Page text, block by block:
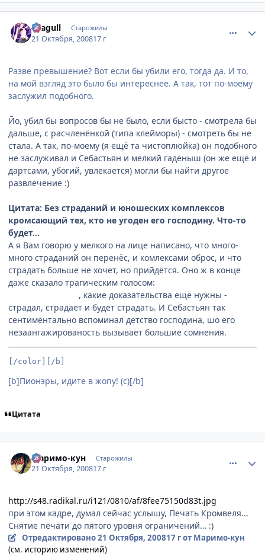
Seagull Старожилы
21 Октября, 200817 г
Разве превышение? Вот если бы убили его, тогда да. И то,
на мой взгляд это было бы интереснее. А так, тот по-моему
заслужил подобного.
Йо, убил бы вопросов бы не было, если бысто - смотрела бы
дальше, с расчленёнкой (типа клейморы) - смотреть бы не
стала. А так, по-моему (я ещё та чистоплюйка) он подобного
не заслуживал и Себастьян и мелкий гадёныш (он же ещё и
дартсами, убогий, увлекается) могли бы найти другое
развлечение :)
Цитата: Без страданий и юношеских комплексов
кромсающий тех, кто не угоден его господину. Что-то
будет…
А я Вам говорю у мелкого на лице написано, что много-
много страданий он перенёс, и комлексами оброс, и что
страдать больше не хочет, но прийдётся. Оно ж в конце
даже сказало трагическим голосом:
, какие доказательства ещё нужны -
страдал, страдает и будет страдать. И Себастьян так
сентиментально вспоминал детство господина, шо его
незаангажированость вызывает большие сомнения.
[/color][/b]
[b]Пионэры, идите в жопу! (с)[/b]
Цитата
Маримо-кун Старожилы
21 Октября, 200817 г
http://s48.radikal.ru/i121/0810/af/8fee75150d83t.jpg
при этом кадре, думал сейчас услышу, Печать Кромвеля...
Снятие печати до пятого уровня ограничений… :)
Отредактировано21 Октября, 200817 гот Маримо-кун
(см. историю изменений)